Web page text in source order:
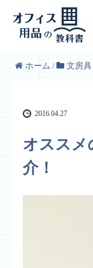
ホーム / 文房具
2016.04.27
オススメ
介！